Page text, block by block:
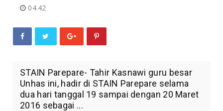
04.42
STAIN Parepare- Tahir Kasnawi guru besar
Unhas ini, hadir di STAIN Parepare selama
dua hari tanggal 19 sampai dengan 20 Maret
2016 sebagai ...